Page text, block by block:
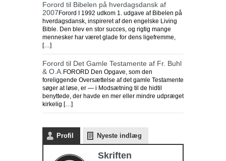
Forord til Bibelen på hverdagsdansk af
2007 Forord I 1992 udkom 1. udgave af Bibelen på
hverdagsdansk, inspireret af den engelske Living
Bible. Den blev en stor succes, og rigtig mange
mennesker har været glade for dens ligefremme,
[…]
Forord til Det Gamle Testamente af Fr. Buhl
& O.A. FORORD Den Opgave, som den
foreliggende Oversættelse af det gamle Testamente
søger at løse, er — i Modsætning til de hidtil
benyttede, der havde en mer eller mindre udpræget
kirkelig […]
Profil Nyeste indlæg
Skriften